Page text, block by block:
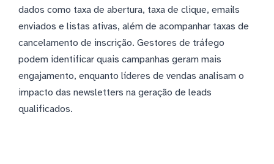
dados como taxa de abertura, taxa de clique, emails
enviados e listas ativas, além de acompanhar taxas de
cancelamento de inscrição. Gestores de tráfego
podem identificar quais campanhas geram mais
engajamento, enquanto líderes de vendas analisam o
impacto das newsletters na geração de leads
qualificados.